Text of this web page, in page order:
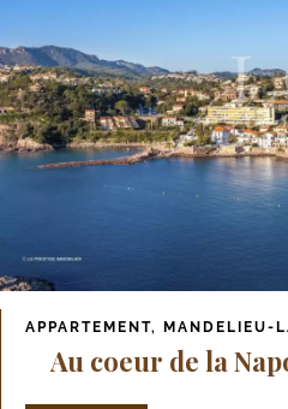
APPARTEMENT, MANDELIEU-
Au coeur de la